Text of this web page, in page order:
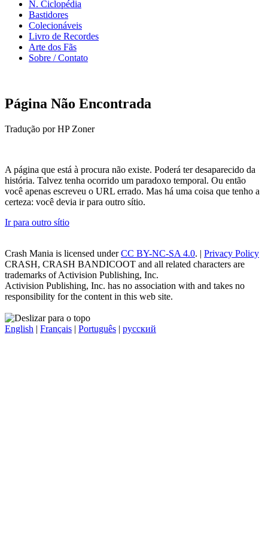
N. Ciclopédia
Bastidores
Colecionáveis
Livro de Recordes
Arte dos Fãs
Sobre / Contato
Página Não Encontrada
Tradução por HP Zoner
A página que está à procura não existe. Poderá ter desaparecido da
história. Talvez tenha ocorrido um paradoxo temporal. Ou então
você apenas escreveu o URL errado. Mas há uma coisa que tenho a
certeza: você devia ir para outro sítio.
Ir para outro sítio
Crash Mania is licensed underCC BY-NC-SA 4.0. | Privacy Policy
CRASH, CRASH BANDICOOT and all related characters are
trademarks of Activision Publishing, Inc.
Activision Publishing, Inc. has no association with and takes no
responsibility for the content in this web site.
English | Français | Português | русский